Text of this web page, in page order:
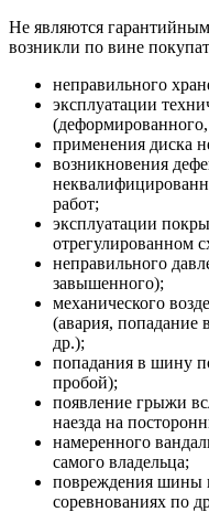
Не являются
возникли по вине
неправильного
эксплуатации
применения диска
возникновения
работ;
эксплуатации
отрегулированном
неправильного
завышенного);
механического
(авария, попадание
др.);
попадания в шину
пробой);
появление грыжи
наезда на
намеренного
самого владельца;
повреждения шины
соревнованиях по